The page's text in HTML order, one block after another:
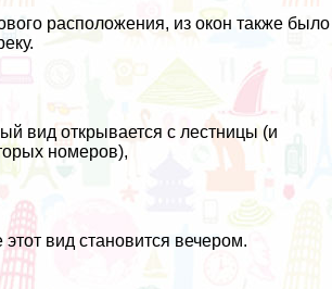
расположения, из окон также было
вид открывается с лестницы (и
номеров),
вид становится вечером.